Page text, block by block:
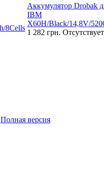
Аккумулятор Drobak
IBM
X60H/Black/14,8V/
1 282 грн. Отсутствует
Полная версия